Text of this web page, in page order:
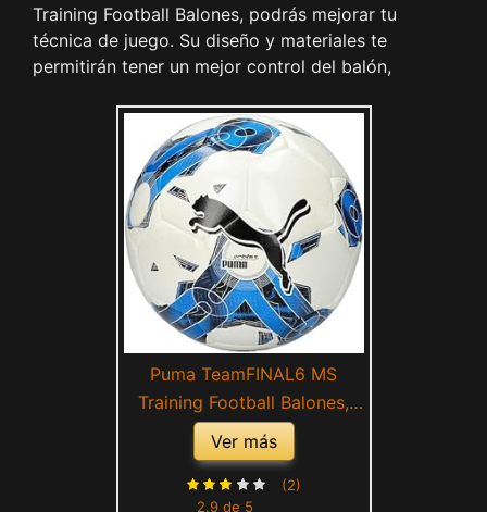
Training Football Balones, podrás mejorar tu
técnica de juego. Su diseño y materiales te
permitirán tener un mejor control del balón,
Puma TeamFINAL6 MS
Training Football Balones,
Adultos Unisex,
White/Electric Blue
Lemonade (Multicolor), 5
Ver más
2.9 de 5
(2)